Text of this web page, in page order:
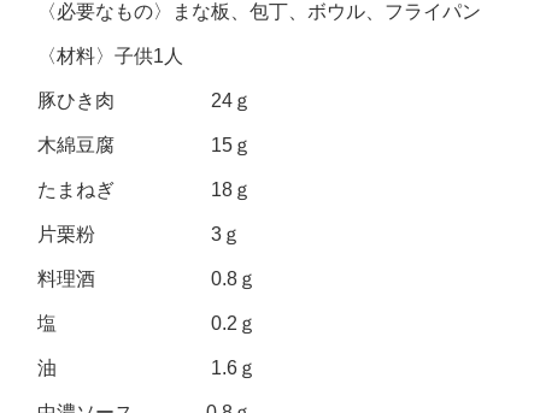
〈必要なもの〉まな板、包丁、ボウル、フライパン
〈材料〉子供1人
豚ひき肉 24ｇ
木綿豆腐 15ｇ
たまねぎ 18ｇ
片栗粉 3ｇ
料理酒 0.8ｇ
塩 0.2ｇ
油 1.6ｇ